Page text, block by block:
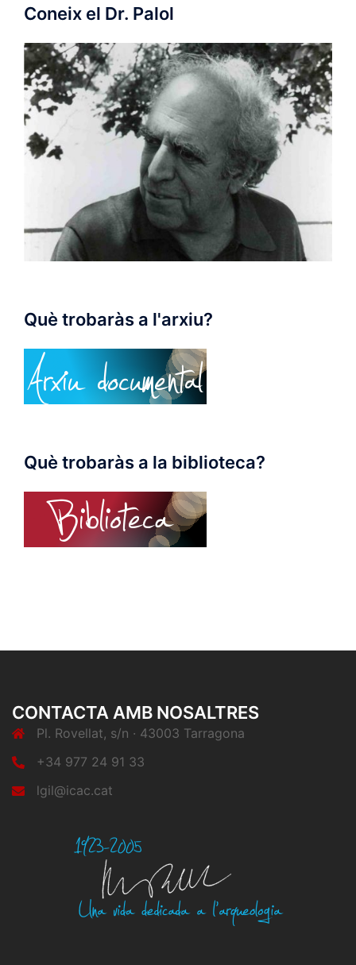
Coneix el Dr. Palol
Què trobaràs a l'arxiu?
Què trobaràs a la biblioteca?
CONTACTA AMB NOSALTRES
Pl. Rovellat, s/n · 43003 Tarragona
+34 977 24 91 33
lgil@icac.cat